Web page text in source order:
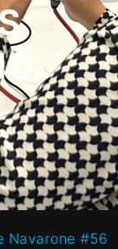
Navarone #56